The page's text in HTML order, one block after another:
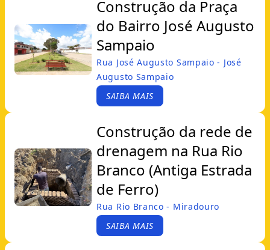
Construção da Praça
do Bairro José Augusto
Sampaio
Rua José Augusto Sampaio - José
Augusto Sampaio
SAIBA MAIS
Construção da rede de
drenagem na Rua Rio
Branco (Antiga Estrada
de Ferro)
Rua Rio Branco - Miradouro
SAIBA MAIS